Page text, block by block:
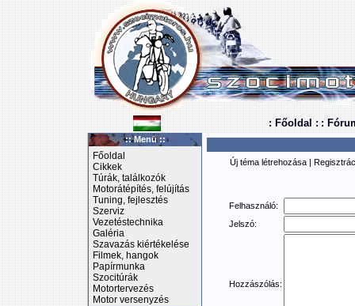
: Főoldal : :
:: Menü ::
Főoldal
Cikkek
Túrák, találkozók
Motorátépítés, felújítás
Tuning, fejlesztés
Szerviz
Vezetéstechnika
Galéria
Szavazás kiértékelése
Filmek, hangok
Papírmunka
Szocitúrák
Motortervezés
Motor versenyzés
Új téma létrehozása |
Felhasználó:
Jelszó:
Hozzászólás: